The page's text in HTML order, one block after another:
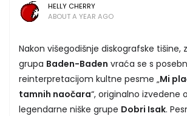
HELLY CHERRY
ABOUT A YEAR AGO
Nakon višegodišnje diskografske tišine,
grupa Baden-Baden vraća se s
reinterpretacijom kultne pesme „Mi
tamnih naočara“, originalno izvedene
legendarne niške grupe Dobri Isak.